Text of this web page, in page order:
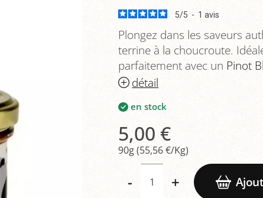
5/5 - 1 avis
Plongez dans les saveurs
terrine à la choucroute.
parfaitement avec un Pinot
détail
en stock
5,00 €
90g (55,56 €/Kg)
- +